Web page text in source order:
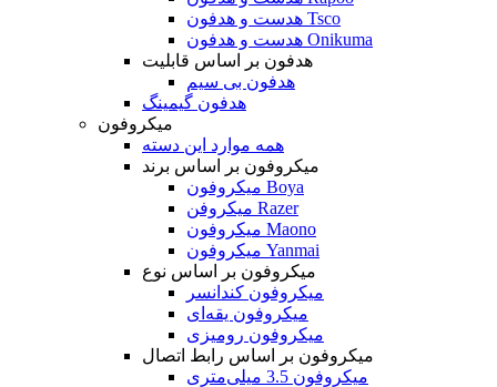
هدست و هدفون Tsco
هدست و هدفون Onikuma
هدفون بر اساس قابلیت
هدفون بی سیم
هدفون گیمینگ
میکروفون
همه موارد این دسته
میکروفون بر اساس برند
میکروفون Boya
میکروفن Razer
میکروفون Maono
میکروفون Yanmai
میکروفون بر اساس نوع
میکروفون کندانسر
میکروفون یقه‌ای
میکروفون رومیزی
میکروفون بر اساس رابط اتصال
میکروفون 3.5 میلی‌متری